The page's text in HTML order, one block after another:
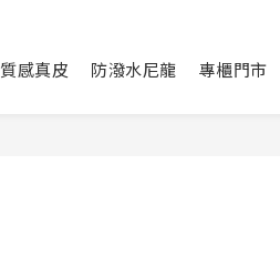
質感真皮 防潑水尼龍 專櫃門市